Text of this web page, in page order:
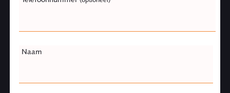
Naam